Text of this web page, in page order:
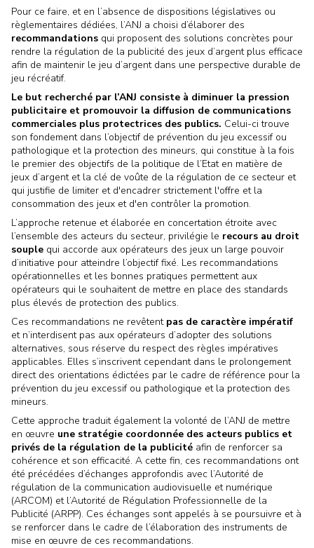
Pour ce faire, et en l’absence de dispositions législatives ou
règlementaires dédiées, l’ANJ a choisi d’élaborer des
recommandations qui proposent des solutions concrètes pour
rendre la régulation de la publicité des jeux d’argent plus efficace
afin de maintenir le jeu d’argent dans une perspective durable de
jeu récréatif.
Le but recherché par l’ANJ consiste à diminuer la pression
publicitaire et promouvoir la diffusion de communications
commerciales plus protectrices des publics. Celui-ci trouve
son fondement dans l’objectif de prévention du jeu excessif ou
pathologique et la protection des mineurs, qui constitue à la fois
le premier des objectifs de la politique de l’Etat en matière de
jeux d’argent et la clé de voûte de la régulation de ce secteur et
qui justifie de limiter et d'encadrer strictement l'offre et la
consommation des jeux et d'en contrôler la promotion.
L’approche retenue et élaborée en concertation étroite avec
l’ensemble des acteurs du secteur, privilégie le recours au droit
souple qui accorde aux opérateurs des jeux un large pouvoir
d’initiative pour atteindre l’objectif fixé. Les recommandations
opérationnelles et les bonnes pratiques permettent aux
opérateurs qui le souhaitent de mettre en place des standards
plus élevés de protection des publics.
Ces recommandations ne revêtent pas de caractère impératif
et n’interdisent pas aux opérateurs d’adopter des solutions
alternatives, sous réserve du respect des règles impératives
applicables. Elles s’inscrivent cependant dans le prolongement
direct des orientations édictées par le cadre de référence pour la
prévention du jeu excessif ou pathologique et la protection des
mineurs.
Cette approche traduit également la volonté de l’ANJ de mettre
en œuvre une stratégie coordonnée des acteurs publics et
privés de la régulation de la publicité afin de renforcer sa
cohérence et son efficacité. A cette fin, ces recommandations ont
été précédées d’échanges approfondis avec l’Autorité de
régulation de la communication audiovisuelle et numérique
(ARCOM) et l’Autorité de Régulation Professionnelle de la
Publicité (ARPP). Ces échanges sont appelés à se poursuivre et à
se renforcer dans le cadre de l’élaboration des instruments de
mise en œuvre de ces recommandations.